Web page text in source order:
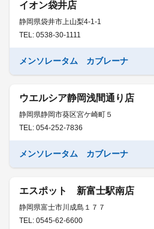
イオン袋井店
静岡県袋井市上山梨4-1-1
TEL: 0538-30-1111
メンソレータム カブレーナ
ウエルシア静岡浅間通り店
静岡県静岡市葵区宮ケ崎町５
TEL: 054-252-7836
メンソレータム カブレーナ
エスポット 新富士駅南店
静岡県富士市川成島１７７
TEL: 0545-62-6600